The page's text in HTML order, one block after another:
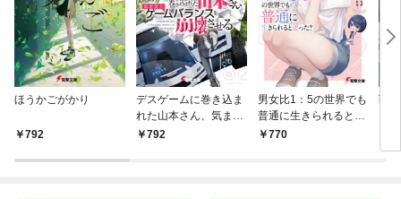
ほうかごがかり
792
デスゲームに巻き込ま
れた山本さん、気まま
にゲームバランスを崩
792
男女比1：5の世界でも
普通に生きられると思
った？ ～激重感情な
770
戦
特